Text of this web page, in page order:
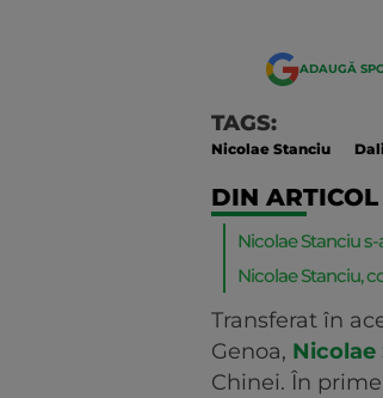
ADAUGĂ
TAGS:
Nicolae Stanciu
DIN ARTICOL
Nicolae Stanciu
Nicolae Stanciu,
Transferat în
Genoa,
Chinei. În